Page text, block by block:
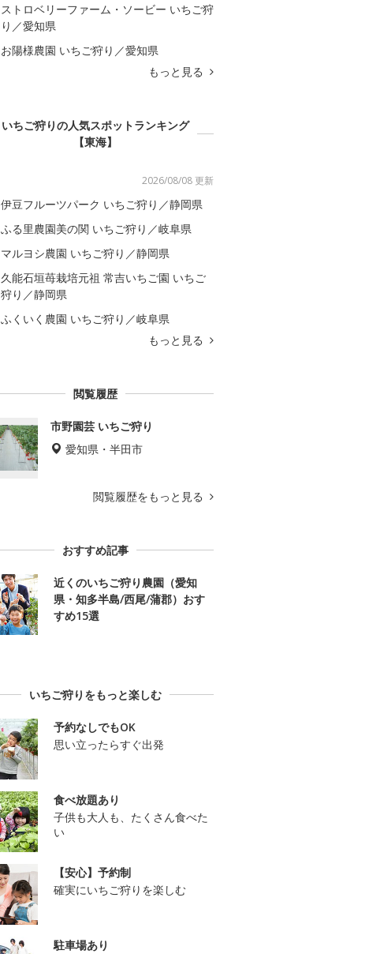
ストロベリーファーム・ソービー いちご狩
り／愛知県
お陽様農園 いちご狩り／愛知県
もっと見る
いちご狩りの人気スポットランキング
【東海】
2026/08/08 更新
伊豆フルーツパーク いちご狩り／静岡県
ふる里農園美の関 いちご狩り／岐阜県
マルヨシ農園 いちご狩り／静岡県
久能石垣苺栽培元祖 常吉いちご園 いちご
狩り／静岡県
ふくいく農園 いちご狩り／岐阜県
もっと見る
閲覧履歴
市野園芸 いちご狩り
愛知県・半田市
閲覧履歴をもっと見る
おすすめ記事
近くのいちご狩り農園（愛知
県・知多半島/西尾/蒲郡）おす
すめ15選
いちご狩りをもっと楽しむ
予約なしでもOK
思い立ったらすぐ出発
食べ放題あり
子供も大人も、たくさん食べた
い
【安心】予約制
確実にいちご狩りを楽しむ
駐車場あり